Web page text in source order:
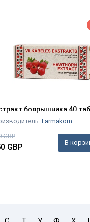
боярышника 40
Farmakom
GBP
GBP В